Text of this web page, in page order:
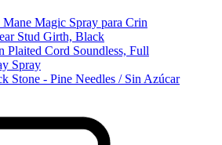
Magic Spray para Crin
Stud Girth, Black
Plaited Cord Soundless, Full
Spray
Stone - Pine Needles / Sin Azúcar